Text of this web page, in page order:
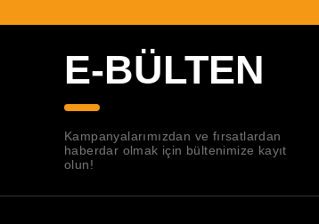
E-BÜLTEN
Kampanyalarımızdan ve fırsatlardan
haberdar olmak için bültenimize kayıt
olun!